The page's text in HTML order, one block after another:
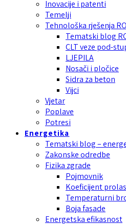
Inovacije i patenti
Temelji
Tehnološka rješenja
Tematski blog
CLT veze pod-
LJEPILA
Nosači i pločice
Sidra za beton
Vijci
Vjetar
Poplave
Potresi
Energetika
Tematski blog –
Zakonske odredbe
Fizika zgrade
Pojmovnik
Koeficijent
Temperaturni
Boja fasade
Energetska efikasnost